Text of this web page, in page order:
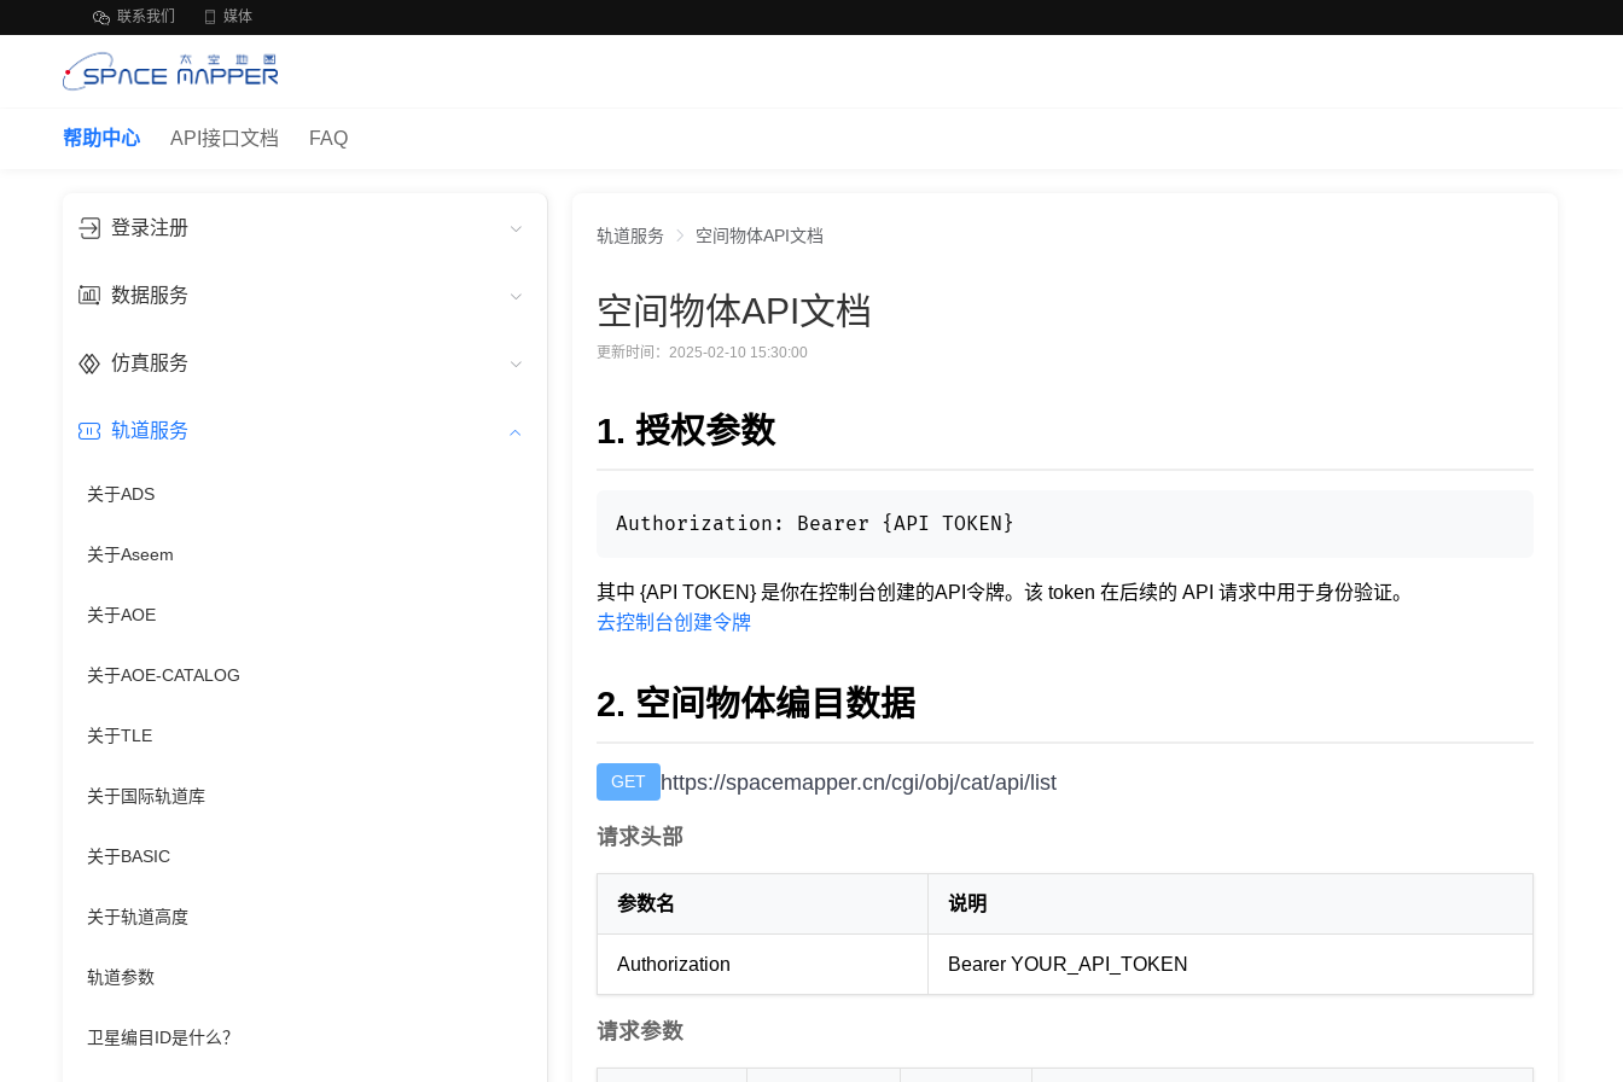
联系我们 媒体
帮助中心 API接口文档 FAQ
登录注册
数据服务
仿真服务
轨道服务
关于ADS
关于Aseem
关于AOE
关于AOE-CATALOG
关于TLE
关于国际轨道库
关于BASIC
关于轨道高度
轨道参数
卫星编目ID是什么？
轨道服务 空间物体API文档
空间物体API文档
更新时间：2025-02-10 15:30:00
1. 授权参数
Authorization: Bearer {API TOKEN}
其中 {API TOKEN} 是你在控制台创建的API令牌。该 token 在后续的 API 请求中用于身份验证。
去控制台创建令牌
2. 空间物体编目数据
GET https://spacemapper.cn/cgi/obj/cat/api/list
请求头部
参数名 说明
Authorization Bearer YOUR_API_TOKEN
请求参数